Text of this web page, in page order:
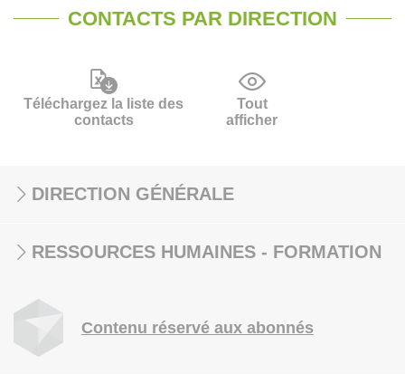
CONTACTS PAR DIRECTION
Téléchargez la liste des
contacts
Tout
afficher
DIRECTION GÉNÉRALE
RESSOURCES HUMAINES - FORMATION
Contenu réservé aux abonnés